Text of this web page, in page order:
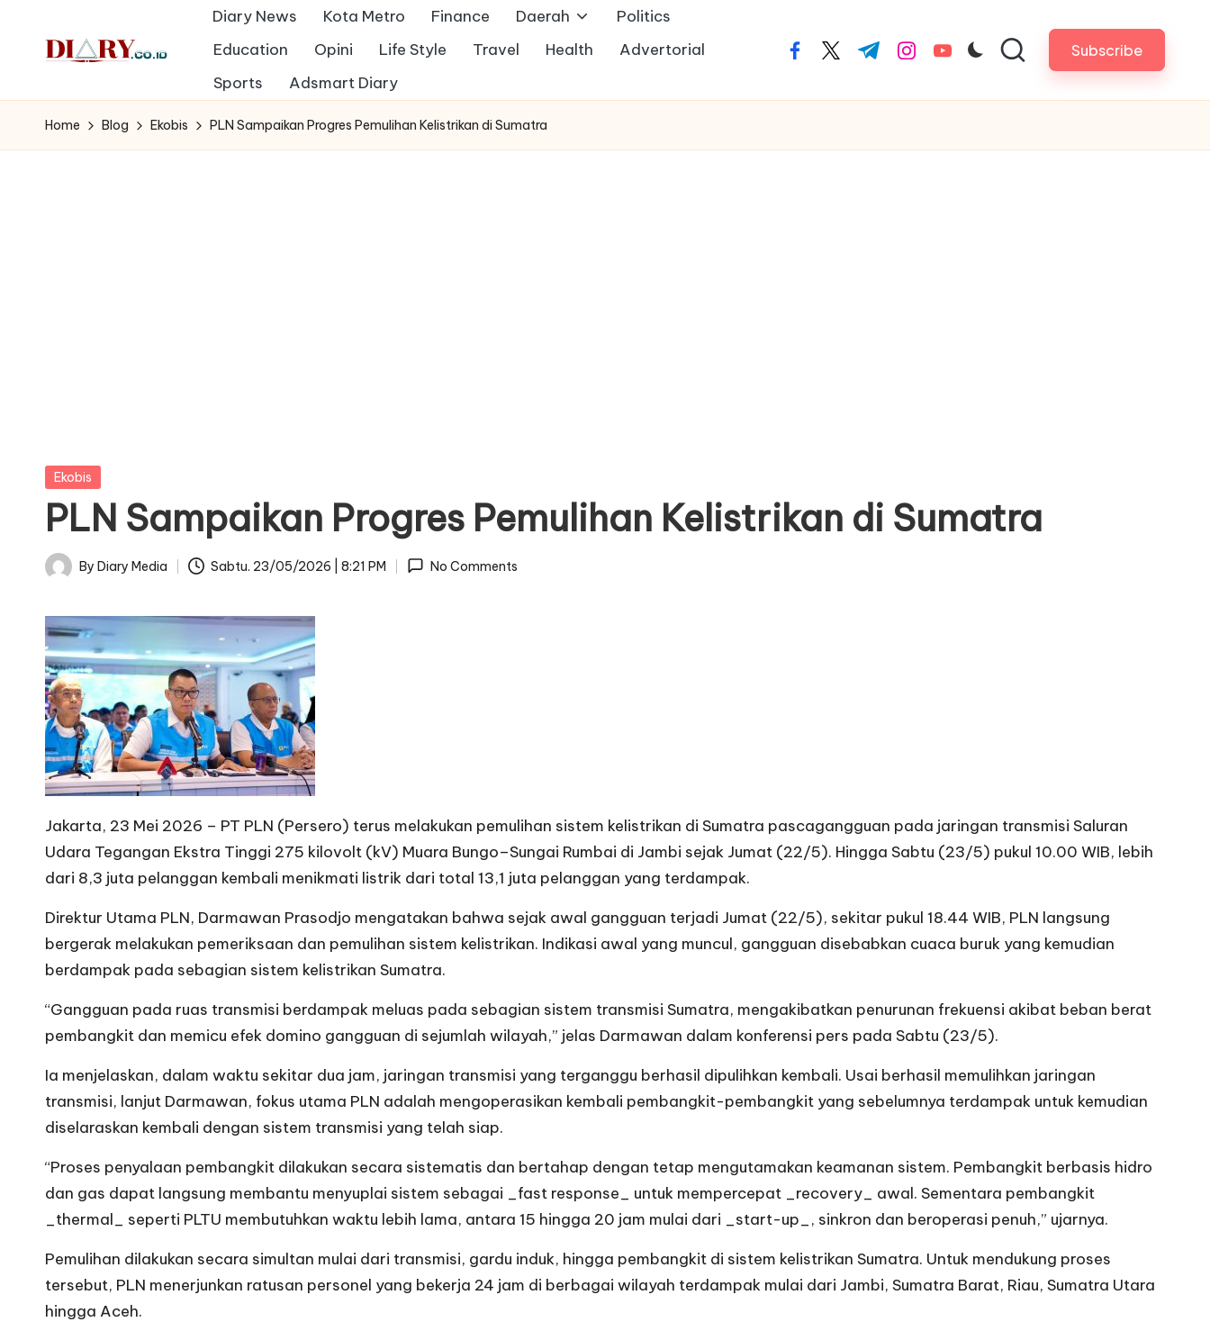
contentD
i
Diary News Kota Metro Finance Daerah
Politics
Education
Opini Life Style Travel Health
Advertorial
Sports
Adsmart Diary
facebook.com
twitter.com
t.me instagram.com
youtube.com Subscribe
Home Blog Ekobis PLN Sampaikan Progres Pemulihan Kelistrikan di Sumatra
Posted
Ekobis
PLN Sampaikan Progres Pemulihan Kelistrikan di Sumatra
Posted
By Diary Media Sabtu. 23/05/2026 | 8:21 PM No Comments
Jakarta, 23 Mei 2026 – PT PLN (Persero) terus melakukan pemulihan sistem kelistrikan di Sumatra pascagangguan pada jaringan transmisi Saluran
Udara Tegangan Ekstra Tinggi 275 kilovolt (kV) Muara Bungo–Sungai Rumbai di Jambi sejak Jumat (22/5). Hingga Sabtu (23/5) pukul 10.00 WIB, lebih
dari 8,3 juta pelanggan kembali menikmati listrik dari total 13,1 juta pelanggan yang terdampak.
Direktur Utama PLN, Darmawan Prasodjo mengatakan bahwa sejak awal gangguan terjadi Jumat (22/5), sekitar pukul 18.44 WIB, PLN langsung
bergerak melakukan pemeriksaan dan pemulihan sistem kelistrikan. Indikasi awal yang muncul, gangguan disebabkan cuaca buruk yang kemudian
berdampak pada sebagian sistem kelistrikan Sumatra.
“Gangguan pada ruas transmisi berdampak meluas pada sebagian sistem transmisi Sumatra, mengakibatkan penurunan frekuensi akibat beban berat
pembangkit dan memicu efek domino gangguan di sejumlah wilayah,” jelas Darmawan dalam konferensi pers pada Sabtu (23/5).
Ia menjelaskan, dalam waktu sekitar dua jam, jaringan transmisi yang terganggu berhasil dipulihkan kembali. Usai berhasil memulihkan jaringan
transmisi, lanjut Darmawan, fokus utama PLN adalah mengoperasikan kembali pembangkit-pembangkit yang sebelumnya terdampak untuk kemudian
diselaraskan kembali dengan sistem transmisi yang telah siap.
“Proses penyalaan pembangkit dilakukan secara sistematis dan bertahap dengan tetap mengutamakan keamanan sistem. Pembangkit berbasis hidro
dan gas dapat langsung membantu menyuplai sistem sebagai _fast response_ untuk mempercepat _recovery_ awal. Sementara pembangkit
_thermal_ seperti PLTU membutuhkan waktu lebih lama, antara 15 hingga 20 jam mulai dari _start-up_, sinkron dan beroperasi penuh,” ujarnya.
Pemulihan dilakukan secara simultan mulai dari transmisi, gardu induk, hingga pembangkit di sistem kelistrikan Sumatra. Untuk mendukung proses
tersebut, PLN menerjunkan ratusan personel yang bekerja 24 jam di berbagai wilayah terdampak mulai dari Jambi, Sumatra Barat, Riau, Sumatra Utara
hingga Aceh.